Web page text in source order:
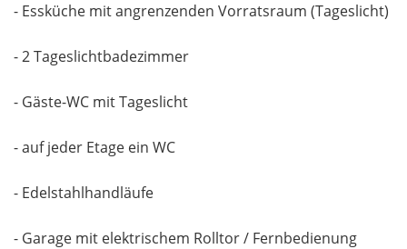
- Essküche mit angrenzenden Vorratsraum (Tageslicht)
- 2 Tageslichtbadezimmer
- Gäste-WC mit Tageslicht
- auf jeder Etage ein WC
- Edelstahlhandläufe
- Garage mit elektrischem Rolltor / Fernbedienung